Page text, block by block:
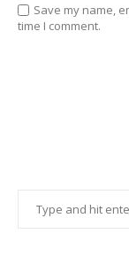
Save my name,
time I comment.